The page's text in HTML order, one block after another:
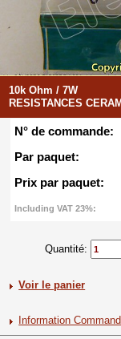
10k Ohm / 7W
RESISTANCES
N° de commande:
Par paquet:
Prix par paquet:
Including VAT 23%:
Quantité:
Voir le panier
Information